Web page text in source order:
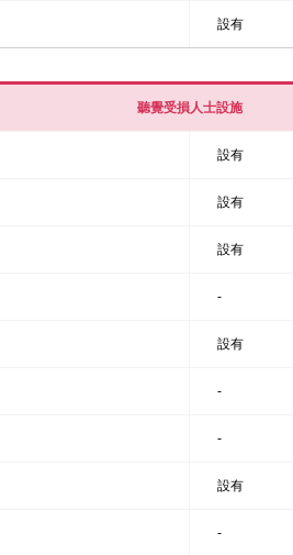
設有
聽覺受損人士設施
設有
設有
設有
-
設有
-
-
設有
-